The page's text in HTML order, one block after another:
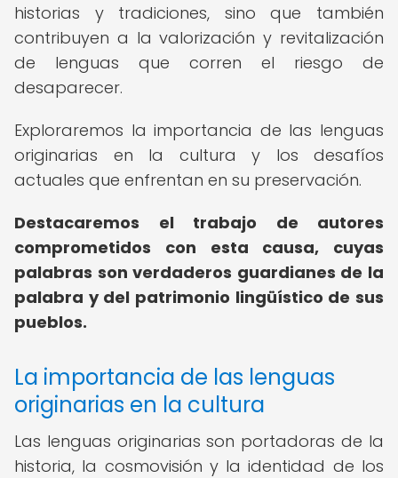
historias y tradiciones, sino que también
contribuyen a la valorización y revitalización
de lenguas que corren el riesgo de
desaparecer.
Exploraremos la importancia de las lenguas
originarias en la cultura y los desafíos
actuales que enfrentan en su preservación.
Destacaremos el trabajo de autores
comprometidos con esta causa, cuyas
palabras son verdaderos guardianes de la
palabra y del patrimonio lingüístico de sus
pueblos.
La importancia de las lenguas
originarias en la cultura
Las lenguas originarias son portadoras de la
historia, la cosmovisión y la identidad de los